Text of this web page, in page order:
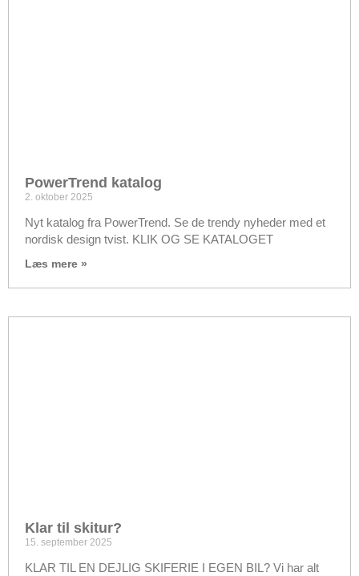
PowerTrend katalog
2. oktober 2025
Nyt katalog fra PowerTrend. Se de trendy nyheder med et
nordisk design tvist. KLIK OG SE KATALOGET
Læs mere »
Klar til skitur?
15. september 2025
KLAR TIL EN DEJLIG SKIFERIE I EGEN BIL? Vi har alt